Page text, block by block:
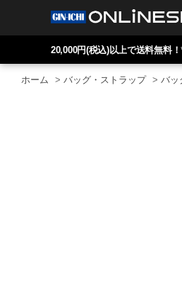
20,000円(税込)以上で送料無料！
ホーム > バッグ・ストラップ > バッ